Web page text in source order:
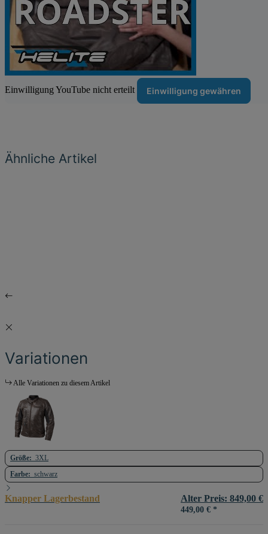
Einwilligung YouTube nicht erteilt Einwilligung gewähren
Ähnliche Artikel
Variationen
Alle Variationen zu diesem Artikel
Größe: 3XL
Farbe: schwarz
Knapper Lagerbestand Alter Preis: 849,00 €
449,00 € *